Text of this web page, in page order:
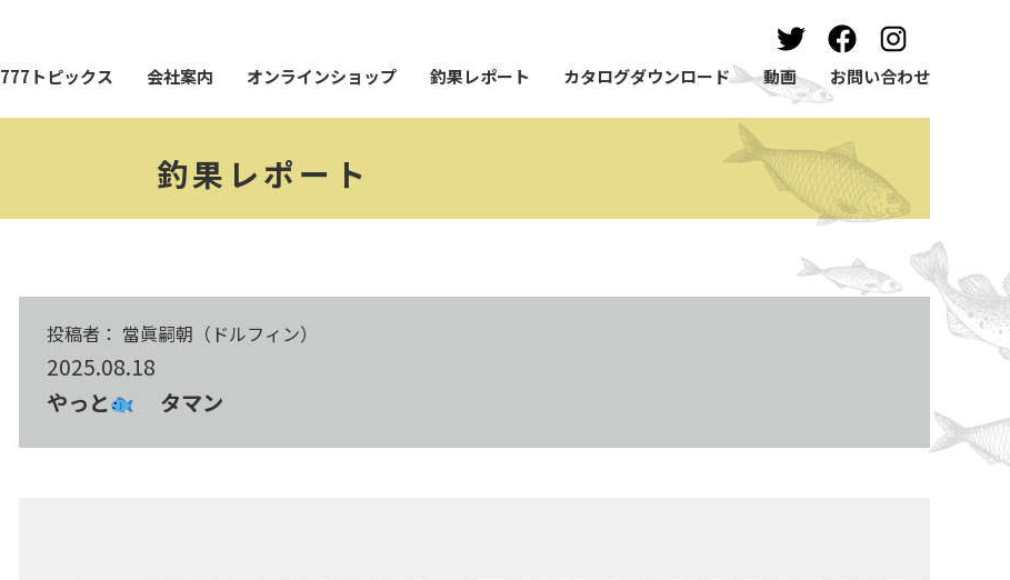
777トピックス 会社案内 オンラインショップ 釣果レポート カタログダウンロード 動画 お問い合わせ
釣果レポート
投稿者： 當眞嗣朝（ドルフィン）
2025.08.18
やっと
タマン